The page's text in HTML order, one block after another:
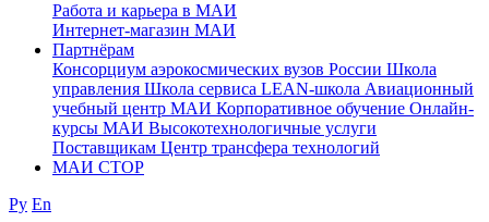
Работа и карьера в МАИ
Интернет-магазин МАИ
Партнёрам
Консорциум аэрокосмических вузов России Школа
управления Школа сервиса LEAN-школа Авиационный
учебный центр МАИ Корпоративное обучение Онлайн-
курсы МАИ Высокотехнологичные услуги
Поставщикам Центр трансфера технологий
МАИ СТОР
Ру En